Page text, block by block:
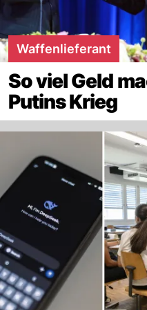
Waffenlieferant
So viel Geld
Putins Krieg